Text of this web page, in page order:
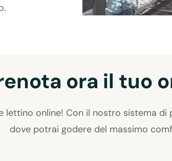
ora il tuo
lettino online! Con il nostro sistema
dove potrai godere del massimo